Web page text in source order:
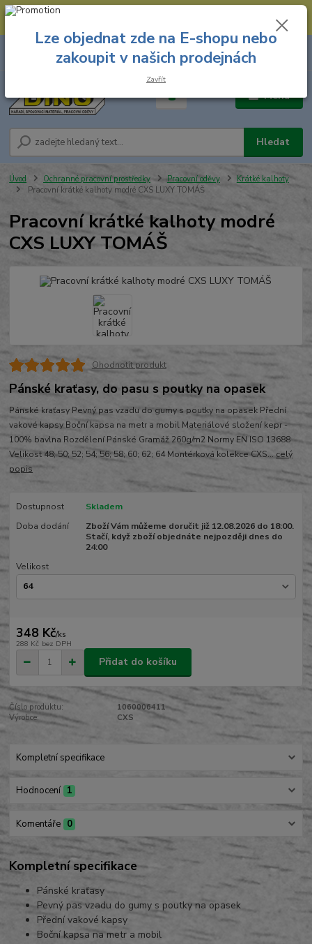
--- Spojovací materiál: 774 431 045 --- Prodejna nářadí: 731 449 423 --
Menu
Hledat
8.00 hod. - 16.00 hod.
za
Úvod Ochranné pracovní prostředky Pracovní oděvy
Krátké kalhoty
Pracovní krátké kalhoty modré CXS LUXY TOMÁŠ
Pracovní krátké kalhoty modré
CXS LUXY TOMÁŠ
Ohodnotit produkt
Pánské kraťasy, do pasu s poutky na opasek
Pánské kraťasy Pevný pas vzadu do gumy s poutky na opasek Přední
vakové kapsy Boční kapsa na metr a mobil Materiálové složení kepr -
100% bavlna Rozdělení Pánské Gramáž 260g/m2 Normy EN ISO 13688
Velikost 48; 50; 52; 54; 56; 58; 60; 62; 64 Montérková kolekce CXS...celý
popis
Dostupnost
Skladem
Doba dodání
Zboží Vám můžeme doručit již 12.08.2026 do 18:00.
Stačí, když zboží objednáte nejpozději dnes do
24:00
Velikost
348 Kč/ks
288 Kč bez DPH
Přidat do košíku
Číslo produktu:
1060006411
Výrobce:
CXS
Kompletní specifikace
Hodnocení 1
Komentáře 0
Kompletní specifikace
Pánské kraťasy
Pevný pas vzadu do gumy s poutky na opasek
Přední vakové kapsy
Boční kapsa na metr a mobil
Lze objednat zde na E-shopu nebo
zakoupit v našich prodejnách
Zavřít